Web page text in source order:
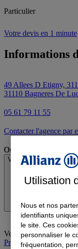
Particulier
Votre devis en 1 minute
Informations
49 Allees D Etigny,
31110 Bagneres De
05 61 79 11 55
Contacter l'agence par
Ouvert
Voir les horaires
Vendredi: 09:00-
Prendre rendez-vous à
Utilisation
Nous et nos
identifiants
le site. Ces
personnaliser le
fréquentation,